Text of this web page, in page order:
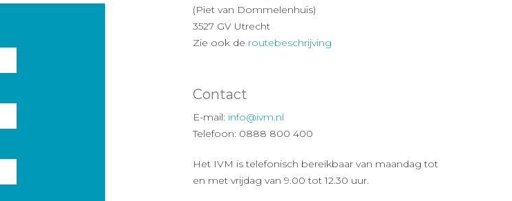
(Piet van Dommelenhuis)
3527 GV Utrecht
Zie ook de routebeschrijving
Contact
E-mail: info@ivm.nl
Telefoon: 0888 800 400
Het IVM is telefonisch bereikbaar van maandag tot
en met vrijdag van 9.00 tot 12.30 uur.